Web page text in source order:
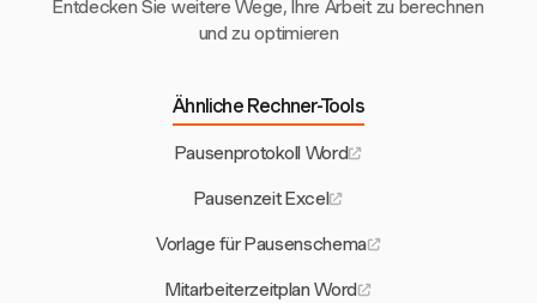
Entdecken Sie weitere Wege, Ihre Arbeit zu berechnen
und zu optimieren
Ähnliche Rechner-Tools
Pausenprotokoll Word
Pausenzeit Excel
Vorlage für Pausenschema
Mitarbeiterzeitplan Word